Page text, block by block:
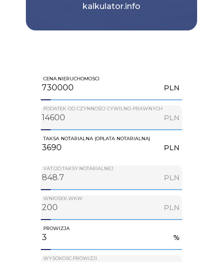
kalkulator.info
CENA.NIERUCHOMOSCI
PLN
PODATEK OD CZYNNOŚCI CYWILNO-PRAWNYCH
PLN
TAKSA NOTARIALNA (OPŁATA NOTARIALNA)
PLN
VAT.OD.TAKSY.NOTARIALNEJ
PLN
WNIOSEK.WKW
PLN
PROWIZJA
%
WYSOKOSC.PROWIZJI